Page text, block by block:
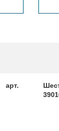
арт.